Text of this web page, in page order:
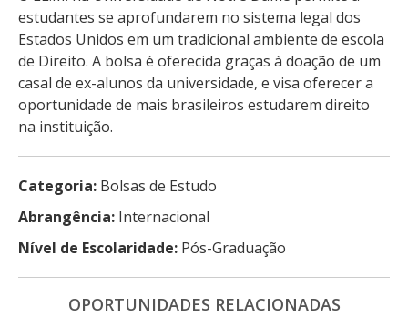
estudantes se aprofundarem no sistema legal dos
Estados Unidos em um tradicional ambiente de escola
de Direito. A bolsa é oferecida graças à doação de um
casal de ex-alunos da universidade, e visa oferecer a
oportunidade de mais brasileiros estudarem direito
na instituição.
Categoria: Bolsas de Estudo
Abrangência: Internacional
Nível de Escolaridade: Pós-Graduação
OPORTUNIDADES RELACIONADAS